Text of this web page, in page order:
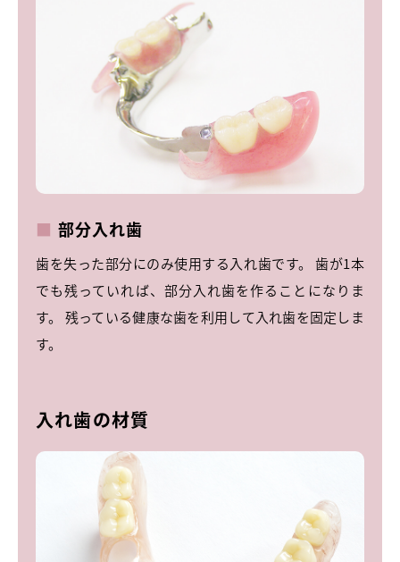
部分入れ歯
歯を失った部分にのみ使用する入れ歯です。 歯が1本
でも残っていれば、部分入れ歯を作ることになりま
す。 残っている健康な歯を利用して入れ歯を固定しま
す。
入れ歯の材質